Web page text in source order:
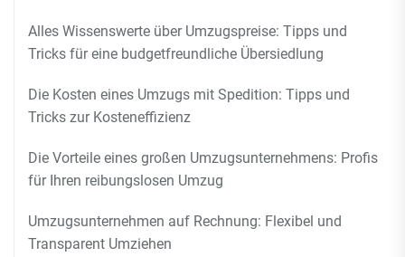
Alles Wissenswerte über Umzugspreise: Tipps und
Tricks für eine budgetfreundliche Übersiedlung
Die Kosten eines Umzugs mit Spedition: Tipps und
Tricks zur Kosteneffizienz
Die Vorteile eines großen Umzugsunternehmens: Profis
für Ihren reibungslosen Umzug
Umzugsunternehmen auf Rechnung: Flexibel und
Transparent Umziehen